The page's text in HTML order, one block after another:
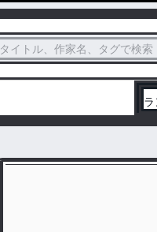
タイトル、作家名、タグで検索